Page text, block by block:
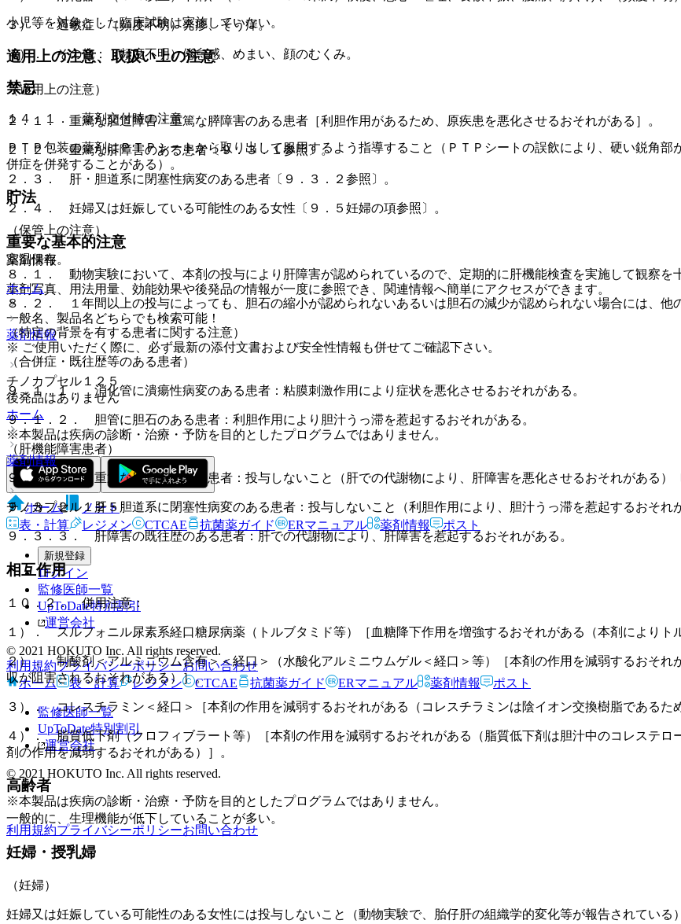
小児等を対象とした臨床試験は実施していない。
適用上の注意、取扱い上の注意
（適用上の注意）
１４．１． 薬剤交付時の注意
ＰＴＰ包装の薬剤はＰＴＰシートから取り出して服用するよう指導すること（ＰＴＰシートの誤飲により、硬い鋭角
併症を併発することがある）。
貯法
（保管上の注意）
室温保存。
ホーム
薬剤情報
チノカプセル１２５
後発品はありません
ホーム
薬剤情報
チノカプセル１２５
３）． 過敏症：（頻度不明）発疹、そう痒。
４）． その他：（頻度不明）倦怠感、めまい、顔のむくみ。
禁忌
２．１． 重篤な胆道障害・重篤な膵障害のある患者［利胆作用があるため、原疾患を悪化させるおそれがある］。
２．２． 重篤な肝障害のある患者〔９．３．１参照〕。
２．３． 肝・胆道系に閉塞性病変のある患者〔９．３．２参照〕。
２．４． 妊婦又は妊娠している可能性のある女性〔９．５妊婦の項参照〕。
重要な基本的注意
８．１． 動物実験において、本剤の投与により肝障害が認められているので、定期的に肝機能検査を実施して観察を
８．２． １年間以上の投与によっても、胆石の縮小が認められないあるいは胆石の減少が認められない場合には、他
（特定の背景を有する患者に関する注意）
（合併症・既往歴等のある患者）
９．１．１． 消化管に潰瘍性病変のある患者：粘膜刺激作用により症状を悪化させるおそれがある。
９．１．２． 胆管に胆石のある患者：利胆作用により胆汁うっ滞を惹起するおそれがある。
（肝機能障害患者）
９．３．１． 重篤な肝障害のある患者：投与しないこと（肝での代謝物により、肝障害を悪化させるおそれがある）
９．３．２． 肝・胆道系に閉塞性病変のある患者：投与しないこと（利胆作用により、胆汁うっ滞を惹起するおそれ
９．３．３． 肝障害の既往歴のある患者：肝での代謝物により、肝障害を惹起するおそれがある。
相互作用
１０．２． 併用注意：
１）． スルフォニル尿素系経口糖尿病薬（トルブタミド等）［血糖降下作用を増強するおそれがある（本剤によりト
２）． 制酸剤＜アルミニウム含有＞＜経口＞（水酸化アルミニウムゲル＜経口＞等）［本剤の作用を減弱するおそれ
収が阻害されるおそれがある）］。
３）． コレスチラミン＜経口＞［本剤の作用を減弱するおそれがある（コレスチラミンは陰イオン交換樹脂であるた
４）． 脂質低下剤（クロフィブラート等）［本剤の作用を減弱するおそれがある（脂質低下剤は胆汁中のコレステ
剤の作用を減弱するおそれがある）］。
高齢者
一般的に、生理機能が低下していることが多い。
妊婦・授乳婦
（妊婦）
妊婦又は妊娠している可能性のある女性には投与しないこと（動物実験で、胎仔肝の組織学的変化等が報告されている
薬剤情報
薬剤写真、用法用量、効能効果や後発品の情報が一度に参照でき、関連情報へ簡単にアクセスができます。
一般名、製品名どちらでも検索可能！
※ ご使用いただく際に、必ず最新の添付文書および安全性情報も併せてご確認下さい。
※本製品は疾病の診断・治療・予防を目的としたプログラムではありません。
ホーム
ノート
表・計算
レジメン CTCAE 抗菌薬ガイド ERマニュアル 薬剤情報 ポスト
新規登録
ログイン
監修医師一覧
UpToDate特別割引
運営会社
© 2021 HOKUTO Inc. All rights reserved.
利用規約プライバシーポリシーお問い合わせ
ホーム
表・計算 レジメン CTCAE 抗菌薬ガイド ERマニュアル 薬剤情報 ポスト
監修医師一覧
UpToDate特別割引
運営会社
© 2021 HOKUTO Inc. All rights reserved.
※本製品は疾病の診断・治療・予防を目的としたプログラムではありません。
利用規約プライバシーポリシーお問い合わせ